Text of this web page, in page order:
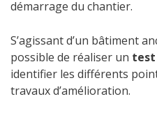
démarrage du chantier.
S’agissant d’un bâtiment
possible de réaliser un test
identifier les différents
travaux d’amélioration.